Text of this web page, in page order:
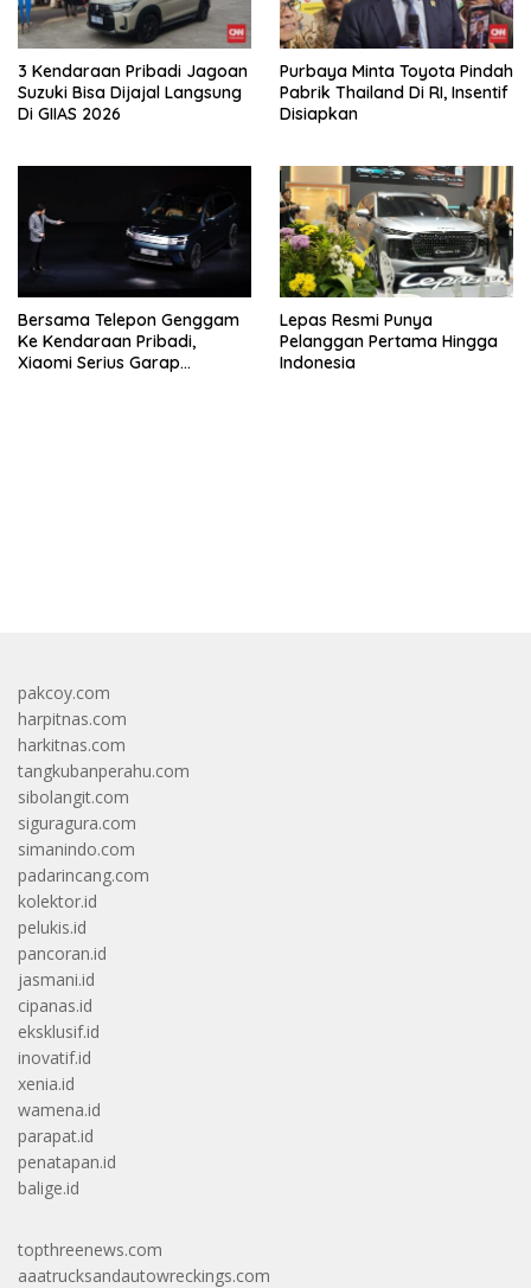
3 Kendaraan Pribadi Jagoan
Suzuki Bisa Dijajal Langsung
Di GIIAS 2026
Purbaya Minta Toyota Pindah
Pabrik Thailand Di RI, Insentif
Disiapkan
Bersama Telepon Genggam
Ke Kendaraan Pribadi,
Xiaomi Serius Garap
Lepas Resmi Punya
Pelanggan Pertama Hingga
Indonesia
pakcoy.com
harpitnas.com
harkitnas.com
tangkubanperahu.com
sibolangit.com
siguragura.com
simanindo.com
padarincang.com
kolektor.id
pelukis.id
pancoran.id
jasmani.id
cipanas.id
eksklusif.id
inovatif.id
xenia.id
wamena.id
parapat.id
penatapan.id
balige.id
topthreenews.com
aaatrucksandautowreckings.com